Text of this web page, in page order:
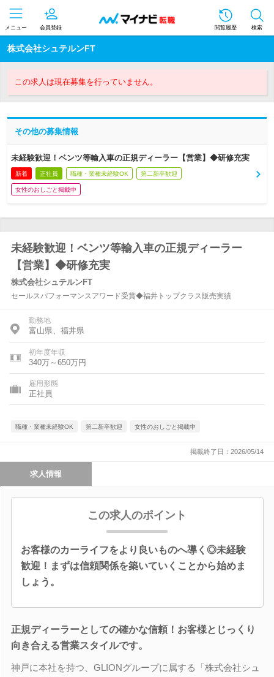
メニュー 会員登録 閲覧履歴 検索
株式会社シュテルンFT
この求人は現在募集を行っていません。
その他の募集情報
未経験歓迎！ベンツ等輸入車の正規ディーラー【営業】◆研修充実
新着 正社員 職種・業種未経験OK 第二新卒歓迎
女性のおしごと掲載中
未経験歓迎！ベンツ等輸入車の正規ディーラー
【営業】◆研修充実
株式会社シュテルンFT
セールスパフォーマンスアワード受賞◆福井トップクラス販売実績
勤務地
富山県、福井県
初年度年収
340万～650万円
雇用形態
正社員
職種・業種未経験OK 第二新卒歓迎 女性のおしごと掲載中
掲載終了日：2026/05/14
求人情報
この求人のポイント
お客様のカーライフをより良いものへ導く◎未経験
歓迎！まずは信頼関係を築いていくことから始めま
しょう。
正規ディーラーとしての確かな信頼！お客様とじっくり
向き合える営業スタイルです。
神戸に本社を持つ、GLIONグループに属する「株式会社シュ